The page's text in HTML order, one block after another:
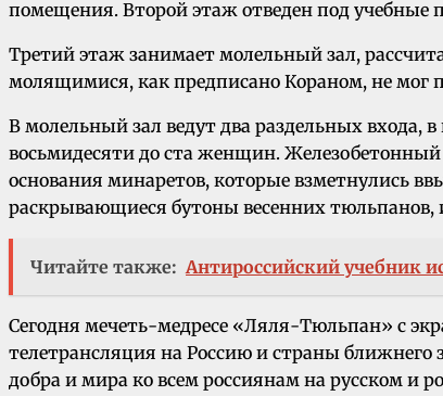
помещения. Второй этаж отведен под учебные
Третий этаж занимает молельный зал,
молящимися, как предписано Кораном, не мог
В молельный зал ведут два раздельных
восьмидесяти до ста женщин.
основания минаретов, которые взметнулись
раскрывающиеся бутоны весенних тюльпанов,
Читайте также: Антироссийский учебник
Сегодня мечеть-медресе «Ляля-Тюльпан» с
телетрансляция на Россию и страны
добра и мира ко всем россиянам на русском и